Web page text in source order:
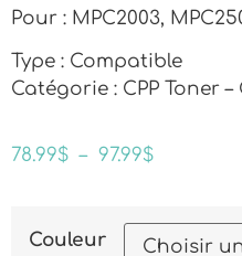
Pour : MPC2003,
Type : Compatible
Catégorie : CPP Toner
78.99$ – 97.99$
Couleur